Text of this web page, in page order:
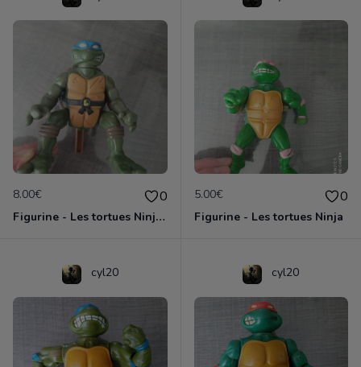
8.00€ 0
Figurine - Les tortues Ninja - Leonardo
5.00€ 0
Figurine - Les tortues Ninja
cyl20 cyl20